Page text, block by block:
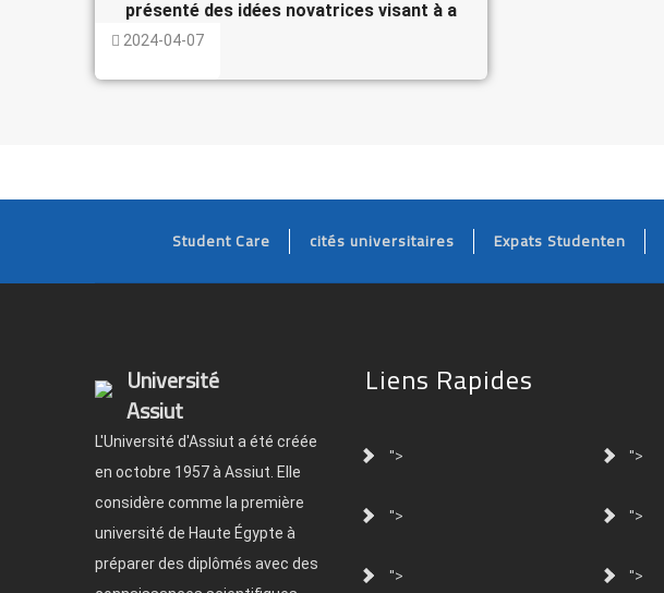
présenté des idées novatrices visant à a
2024-04-07
Student Care cités universitaires Expats Studenten
Université
Assiut
L'Université d'Assiut a été créée
en octobre 1957 à Assiut. Elle
considère comme la première
université de Haute Égypte à
préparer des diplômés avec des
Liens Rapides
"> ">
"> ">
"> ">